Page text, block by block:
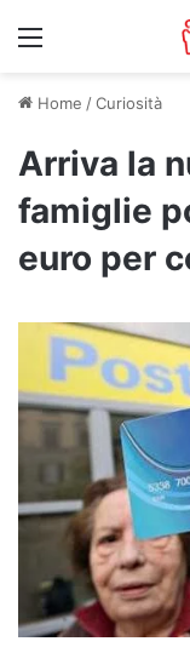
Menu
Home /Curiosità
Arriva la
famiglie
euro per